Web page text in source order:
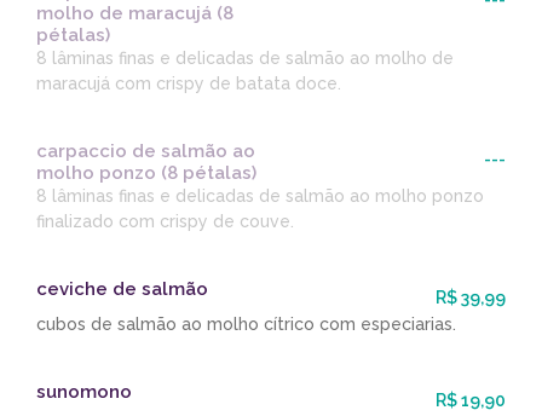
molho de maracujá (8
pétalas)
8 lâminas finas e delicadas de salmão ao molho de
maracujá com crispy de batata doce.
carpaccio de salmão ao
molho ponzo (8 pétalas)
---
8 lâminas finas e delicadas de salmão ao molho ponzo
finalizado com crispy de couve.
ceviche de salmão
R$ 39,99
cubos de salmão ao molho cítrico com especiarias.
sunomono
R$ 19,90